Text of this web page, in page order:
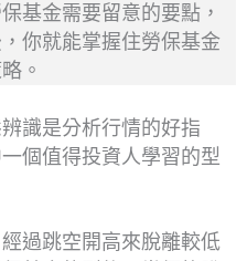
基金需要留意的要點，
你就能掌握住勞保基金
。
識是分析行情的好指
個值得投資人學習的型
過跳空開高來脫離較低